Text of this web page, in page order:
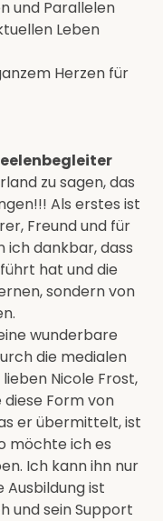
und Parallelen
Leben
Herzen für
zu sagen, das
Als erstes ist
Freund und für
ich dankbar, dass
hat und die
sondern von
wunderbare
die medialen
Nicole Frost,
Form von
er übermittelt, ist
möchte ich es
Ich kann ihn nur
Ausbildung ist
und sein Support